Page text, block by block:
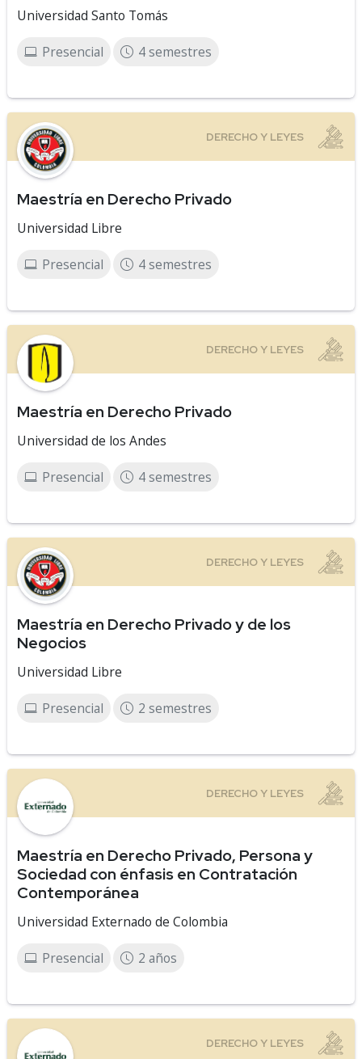
Universidad Santo Tomás
Presencial 4 semestres
Maestría en Derecho Privado
Universidad Libre
Presencial 4 semestres
Maestría en Derecho Privado
Universidad de los Andes
Presencial 4 semestres
Maestría en Derecho Privado y de los
Negocios
Universidad Libre
Presencial 2 semestres
Maestría en Derecho Privado, Persona y
Sociedad con énfasis en Contratación
Contemporánea
Universidad Externado de Colombia
Presencial 2 años